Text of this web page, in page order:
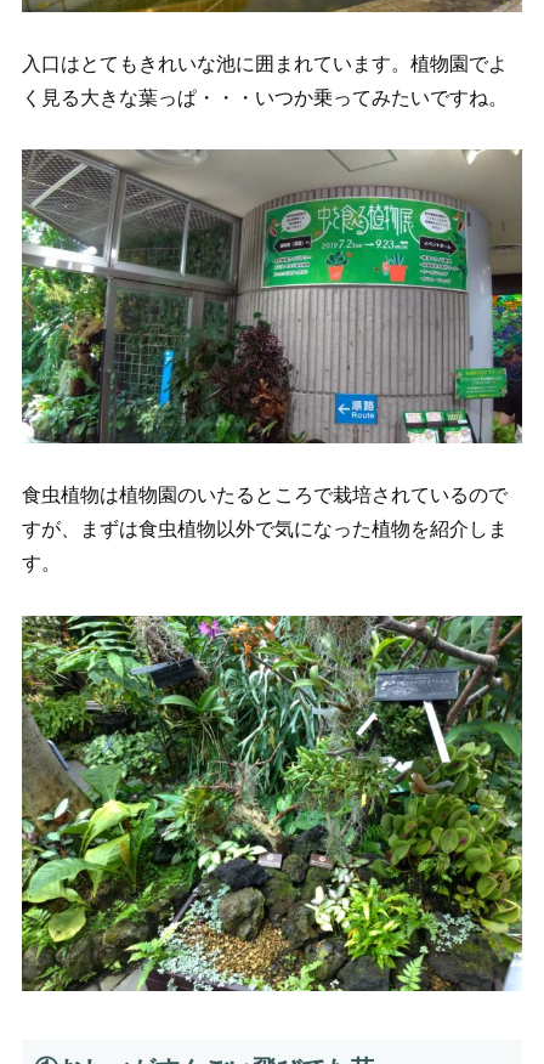
入口はとてもきれいな池に囲まれています。植物園でよ
く見る大きな葉っぱ・・・いつか乗ってみたいですね。
食虫植物は植物園のいたるところで栽培されているので
すが、まずは食虫植物以外で気になった植物を紹介しま
す。